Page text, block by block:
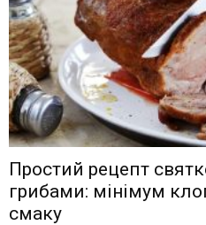
Простий рецепт
грибами: мінімум
смаку